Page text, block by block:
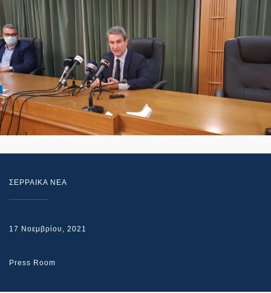
ΣΕΡΡΑΙΚΑ ΝΕΑ
17 Νοεμβρίου, 2021
Press Room